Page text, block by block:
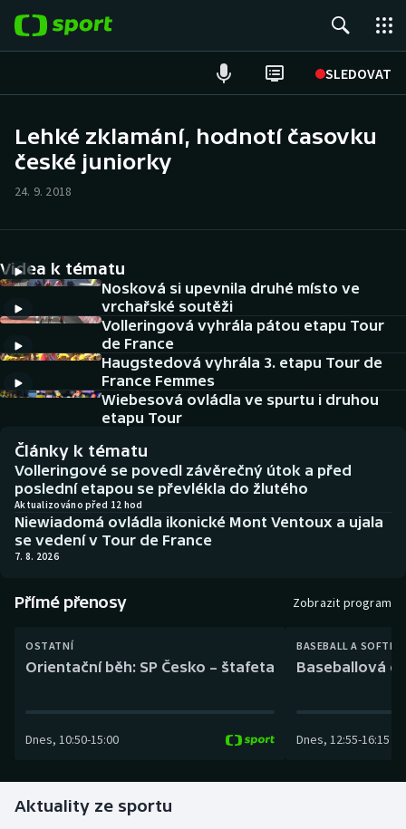
SLEDOVAT
Hokej
Cyklistika
DALŠÍ SPORTY
Americký fotbal
Baseball a softbal
Basketbal
Biatlon
Boby a skeleton
Box
Curling
Golf
NEPŘEHLÉDNĚTE
Historické návraty
Aplikace ČT sport
AZ kvíz
Lehké zklamání, hodnotí časovku
české juniorky
24. 9. 2018
Videa k tématu
Nosková si upevnila druhé místo ve
vrchařské soutěži
Volleringová vyhrála pátou etapu Tour
de France
Haugstedová vyhrála 3. etapu Tour de
France Femmes
Wiebesová ovládla ve spurtu i druhou
etapu Tour
Články k tématu
Volleringové se povedl závěrečný útok a před
poslední etapou se převlékla do žlutého
Aktualizováno před 12 hod
Niewiadomá ovládla ikonické Mont Ventoux a ujala
se vedení v Tour de France
7. 8. 2026
Přímé přenosy Zobrazit program
OSTATNÍ
Orientační běh: SP Česko – štafeta
Dnes, 10:50-15:00
BASEBALL A
Baseballová
Dnes, 12:55-16:15
Aktuality ze sportu